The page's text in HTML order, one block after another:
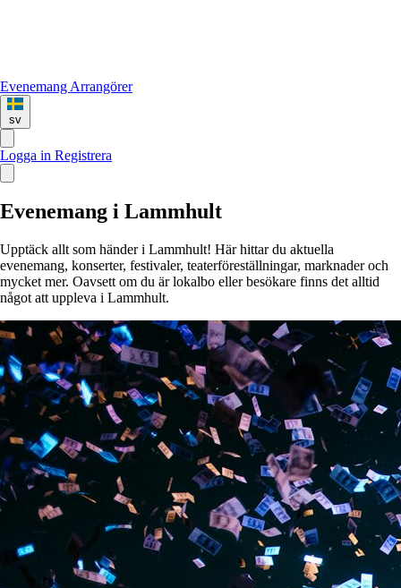
Evenemang Arrangörer
sv
Logga in Registrera
Evenemang i Lammhult
Upptäck allt som händer i Lammhult! Här hittar du aktuella
evenemang, konserter, festivaler, teaterföreställningar, marknader och
mycket mer. Oavsett om du är lokalbo eller besökare finns det alltid
något att uppleva i Lammhult.